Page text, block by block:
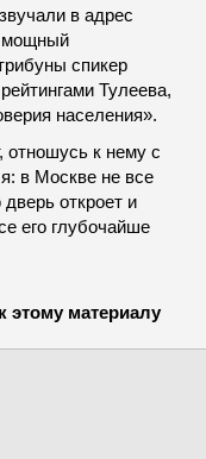
в адрес
мощный
спикер
Тулеева,
населения».
отношусь к нему с
в Москве не все
откроет и
его глубочайше
к этому материалу